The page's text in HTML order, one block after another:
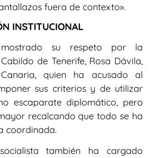
fuera de contexto».
INSTITUCIONAL
su respeto por la
de Tenerife, Rosa Dávila,
quien ha acusado al
sus criterios y de utilizar
escaparate diplomático, pero
recalcando que todo se ha
coordinada.
también ha cargado